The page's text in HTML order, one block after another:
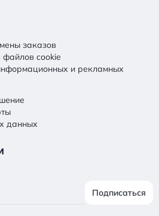
заказов
файлов cookie
и рекламных
данных
Подписаться